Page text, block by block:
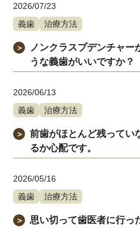
2026/07/23
義歯
治療方法
＞
ノンクラスプデンチャー
うな義歯がいいですか？
2026/06/13
義歯
治療方法
＞
前歯がほとんど残ってい
るか心配です。
2026/05/16
義歯
治療方法
＞ 思い切って歯医者に行っ